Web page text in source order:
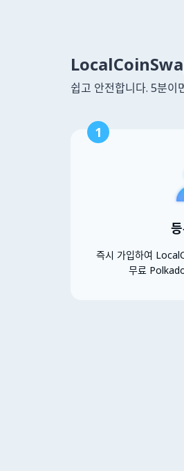
쉽고 안전합니다. 5분이
1
즉시 가입하여
무료